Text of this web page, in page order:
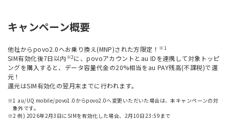
キャンペーン概要
他社からpovo2.0へお乗り換え(MNP)された方限定！ ※1
SIM有効化後7日以内 ※2に、povoアカウントとau IDを連携して対象トッピ
ングを購入すると、データ容量代金の20%相当をau PAY残高(不課税)で還
元！
還元はSIM有効化の翌月末までに行われます。
※1 au/UQ mobile/povo1.0からpovo2.0へ変更いただいた場合は、本キャンペーンの対
象外です。
※2 例) 2026年2月3日にSIMを有効化した場合、2月10日23:59まで